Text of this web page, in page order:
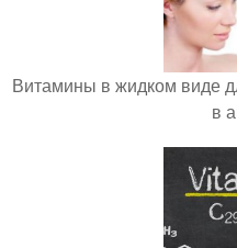
Витамины в жидком виде
в